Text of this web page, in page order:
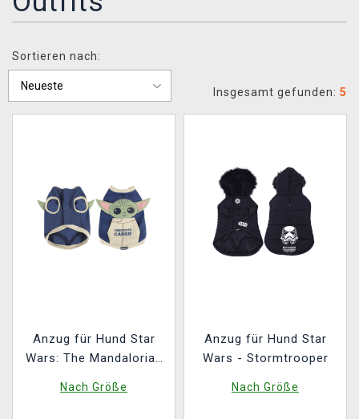
XZONE CLUB
Sortieren nach:
Insgesamt gefunden: 5
Anzug für Hund Star
Wars: The Mandalorian
Nach Größe
Anzug für Hund Star
Wars - Stormtrooper
Nach Größe